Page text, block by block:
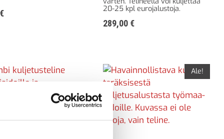
€ 20-25 kpl eurojalustoja.
289,00 €
kuljetusteline
ja
Ale!